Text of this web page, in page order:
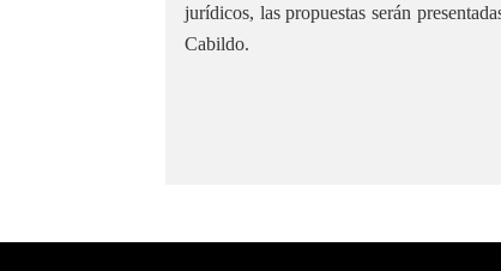
jurídicos, las propuestas serán
Cabildo.